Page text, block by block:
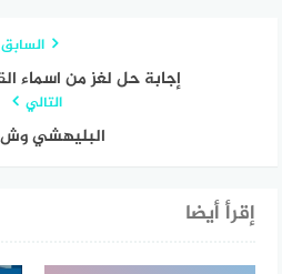
السابق
إجابة حل لغز من اسماء
التالي
البليهشي
إقرأ أيضا